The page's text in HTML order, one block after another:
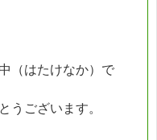
（はたけなか）で
うございます。